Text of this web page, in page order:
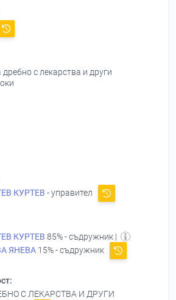
с лекарства и други
КУРТЕВ - управител
КУРТЕВ 85% - съдружник |
ЯНЕВА 15% - съдружник
С ЛЕКАРСТВА И ДРУГИ